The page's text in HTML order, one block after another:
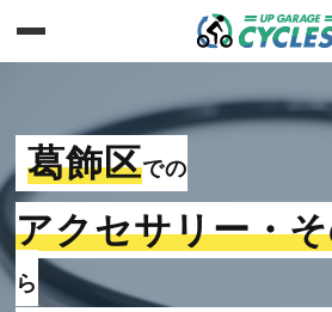
葛飾区での
アクセサリー・
ら